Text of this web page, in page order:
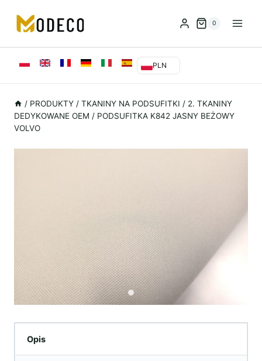
treści
0
PLN
/ PRODUKTY / TKANINY NA PODSUFITKI / 2. TKANINY
DEDYKOWANE OEM / PODSUFITKA K842 JASNY BEŻOWY
VOLVO
Opis